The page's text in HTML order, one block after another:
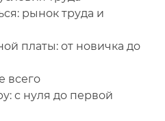
рынок труда и
платы: от новичка до
всего
с нуля до первой